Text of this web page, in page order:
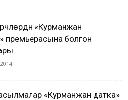
«Курманжан
премьерасына болгон
«Курманжан датка»